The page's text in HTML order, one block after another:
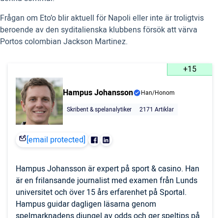
Frågan om Eto’o blir aktuell för Napoli eller inte är troligtvis
beroende av den syditalienska klubbens försök att värva
Portos colombian Jackson Martinez.
+15
Hampus Johansson
Han/Honom
Skribent & spelanalytiker
2171 Artiklar
[email protected]
Hampus Johansson är expert på sport & casino. Han
är en frilansande journalist med examen från Lunds
universitet och över 15 års erfarenhet på Sportal.
Hampus guidar dagligen läsarna genom